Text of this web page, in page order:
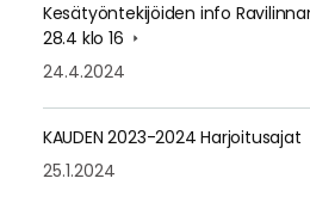
Kesätyöntekijöiden info
28.4 klo 16
24.4.2024
KAUDEN 2023-2024 Harjoitusajat
25.1.2024